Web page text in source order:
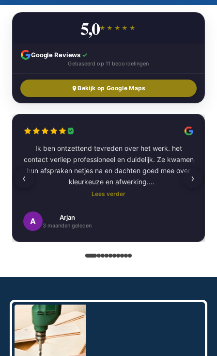
5,0★★★★★
Google Reviews ✓
Gebaseerd op 11 beoordelingen
Bekijk op Google Maps
Ik ben ontzettend tevreden over het werk. het
contact verliep professioneel en duidelijk. Ze kwamen
hun afspraken netjes na en dachten goed mee over
kleurkeuze en afwerking.
uitgevoerd. Alles is strak afgewerkt en ze werkten
netjes en zorgvuldig, met oog voor detail. .
Lees verder
A Arjan
3 maanden geleden
‹ ›